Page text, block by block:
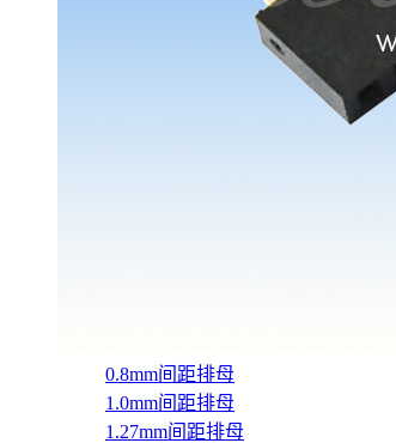
0.8mm间距排母
1.0mm间距排母
1.27mm间距排母